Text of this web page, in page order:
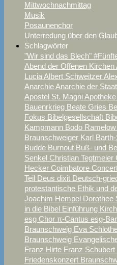
Mittwochnachmittag
Musik
Posaunenchor
Unterredung über den
Schlagwörter
"Wir sind das Blech"
Abend der Offenen Kirchen
LuciaAlbert Schweitzer
AnarchieAnarchie der
Apostel St. MagniApotheke
Bauenrkrieg Beate Gries
Fokus Bibelgesellschaft
Kampmann Bodo Ramelow
Braunschweiger Karl
Budde Burnout Buß- und
Senkel Christian Tegtmeier
Hecker Coimbatore
Teil Deus dixit Deutsch-
protestantische Ethik und
Joachim Hempel Dorothee
in die Bibel Einführung
esg Chor π-Cantus esg-
Braunschweig Eva
Braunschweig
Franz Hirte Franz Schubert
Friedenskonzert